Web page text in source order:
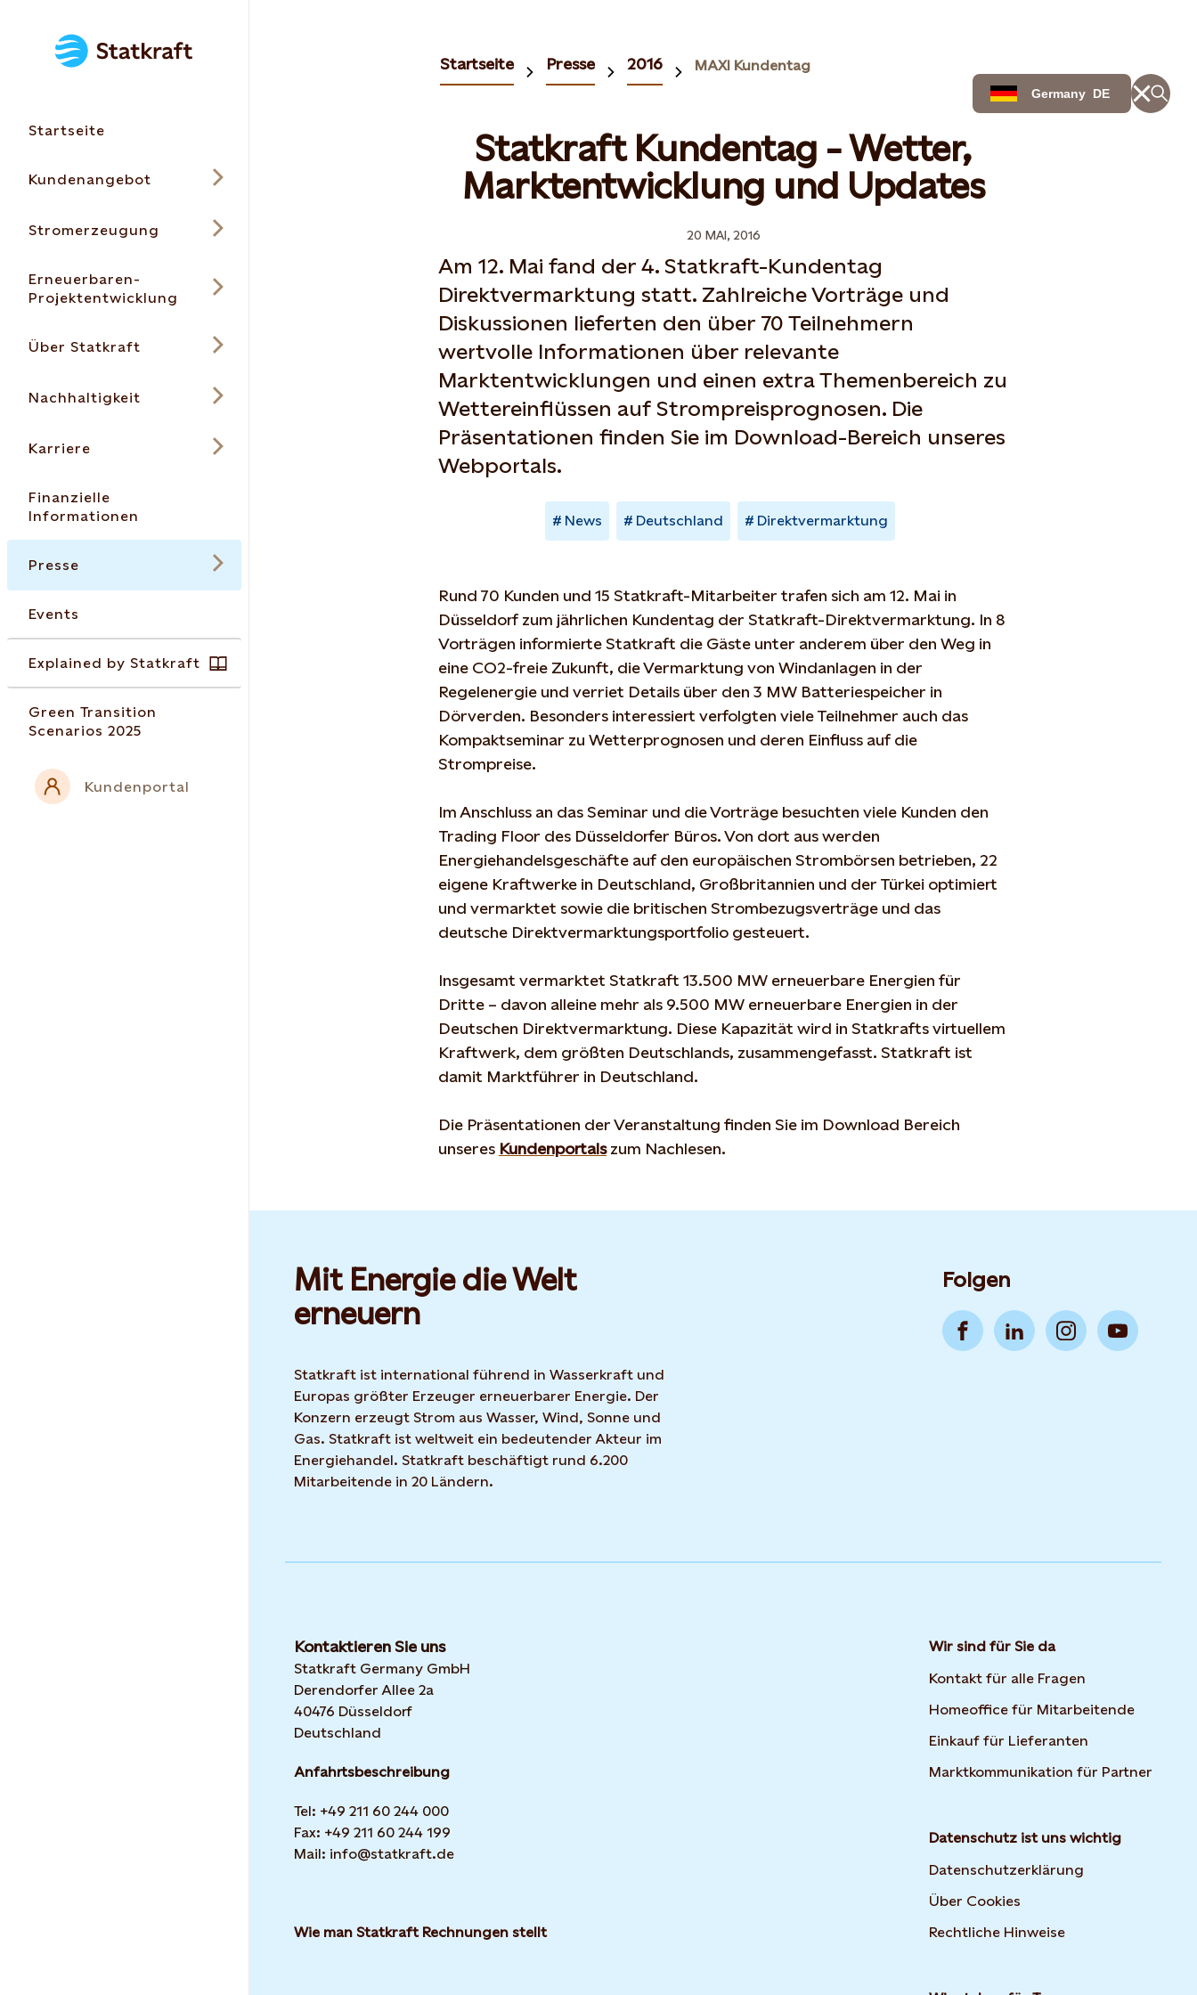
Startseite
Kundenangebot
Stromerzeugung
Erneuerbaren-
Projektentwicklung
Über Statkraft
Nachhaltigkeit
Karriere
Finanzielle
Informationen
Presse
Events
Explained by Statkraft
Green Transition
Scenarios 2025
Kundenportal
Germany DE
Startseite Presse 2016 MAXI Kundentag
Statkraft Kundentag - Wetter,
Marktentwicklung und Updates
20 MAI, 2016
Am 12. Mai fand der 4. Statkraft-Kundentag
Direktvermarktung statt. Zahlreiche Vorträge und
Diskussionen lieferten den über 70 Teilnehmern
wertvolle Informationen über relevante
Marktentwicklungen und einen extra Themenbereich zu
Wettereinflüssen auf Strompreisprognosen. Die
Präsentationen finden Sie im Download-Bereich unseres
Webportals.
News Deutschland Direktvermarktung
Rund 70 Kunden und 15 Statkraft-Mitarbeiter trafen sich am 12. Mai in
Düsseldorf zum jährlichen Kundentag der Statkraft-Direktvermarktung. In 8
Vorträgen informierte Statkraft die Gäste unter anderem über den Weg in
eine CO2-freie Zukunft, die Vermarktung von Windanlagen in der
Regelenergie und verriet Details über den 3 MW Batteriespeicher in
Dörverden. Besonders interessiert verfolgten viele Teilnehmer auch das
Kompaktseminar zu Wetterprognosen und deren Einfluss auf die
Strompreise.
Im Anschluss an das Seminar und die Vorträge besuchten viele Kunden den
Trading Floor des Düsseldorfer Büros. Von dort aus werden
Energiehandelsgeschäfte auf den europäischen Strombörsen betrieben, 22
eigene Kraftwerke in Deutschland, Großbritannien und der Türkei optimiert
und vermarktet sowie die britischen Strombezugsverträge und das
deutsche Direktvermarktungsportfolio gesteuert.
Insgesamt vermarktet Statkraft 13.500 MW erneuerbare Energien für
Dritte – davon alleine mehr als 9.500 MW erneuerbare Energien in der
Deutschen Direktvermarktung. Diese Kapazität wird in Statkrafts virtuellem
Kraftwerk, dem größten Deutschlands, zusammengefasst. Statkraft ist
damit Marktführer in Deutschland.
Die Präsentationen der Veranstaltung finden Sie im Download Bereich
unseres Kundenportalszum Nachlesen.
Mit Energie die Welt
erneuern
Statkraft ist international führend in Wasserkraft und
Europas größter Erzeuger erneuerbarer Energie. Der
Konzern erzeugt Strom aus Wasser, Wind, Sonne und
Gas. Statkraft ist weltweit ein bedeutender Akteur im
Energiehandel. Statkraft beschäftigt rund 6.200
Mitarbeitende in 20 Ländern.
Folgen
Kontaktieren Sie uns
Statkraft Germany GmbH
Derendorfer Allee 2a
40476 Düsseldorf
Deutschland
Anfahrtsbeschreibung
Tel: +49 211 60 244 000
Fax: +49 211 60 244 199
Mail: info@statkraft.de
Wie man Statkraft Rechnungen stellt
Wir sind für Sie da
Kontakt für alle Fragen
Homeoffice für Mitarbeitende
Einkauf für Lieferanten
Marktkommunikation für Partner
Datenschutz ist uns wichtig
Datenschutzerklärung
Über Cookies
Rechtliche Hinweise